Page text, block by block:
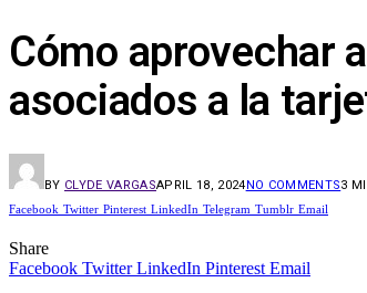
Cómo aprovechar
asociados a la
BY CLYDE VARGASAPRIL 18, 2024NO COMMENTS3
Facebook Twitter Pinterest LinkedIn Telegram Tumblr Email
Share
Facebook Twitter LinkedIn Pinterest Email